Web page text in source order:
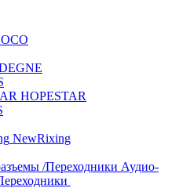
HOPESTAR
NewRixing
Аудио-